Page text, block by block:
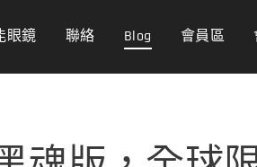
眼鏡 聯絡 Blog 會員區